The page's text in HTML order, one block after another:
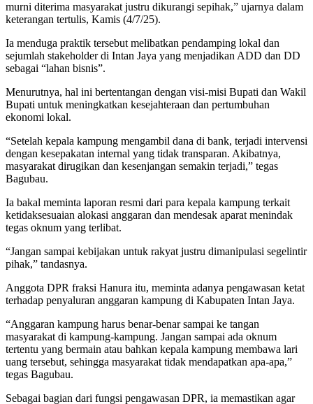
murni diterima masyarakat justru dikurangi sepihak,” ujarnya dalam
keterangan tertulis, Kamis (4/7/25).
Ia menduga praktik tersebut melibatkan pendamping lokal dan
sejumlah stakeholder di Intan Jaya yang menjadikan ADD dan DD
sebagai “lahan bisnis”.
Menurutnya, hal ini bertentangan dengan visi-misi Bupati dan Wakil
Bupati untuk meningkatkan kesejahteraan dan pertumbuhan
ekonomi lokal.
“Setelah kepala kampung mengambil dana di bank, terjadi intervensi
dengan kesepakatan internal yang tidak transparan. Akibatnya,
masyarakat dirugikan dan kesenjangan semakin terjadi,” tegas
Bagubau.
Ia bakal meminta laporan resmi dari para kepala kampung terkait
ketidaksesuaian alokasi anggaran dan mendesak aparat menindak
tegas oknum yang terlibat.
“Jangan sampai kebijakan untuk rakyat justru dimanipulasi segelintir
pihak,” tandasnya.
Anggota DPR fraksi Hanura itu, meminta adanya pengawasan ketat
terhadap penyaluran anggaran kampung di Kabupaten Intan Jaya.
“Anggaran kampung harus benar-benar sampai ke tangan
masyarakat di kampung-kampung. Jangan sampai ada oknum
tertentu yang bermain atau bahkan kepala kampung membawa lari
uang tersebut, sehingga masyarakat tidak mendapatkan apa-apa,”
tegas Bagubau.
Sebagai bagian dari fungsi pengawasan DPR, ia memastikan agar